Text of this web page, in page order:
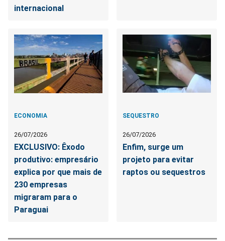
internacional
ECONOMIA
26/07/2026
EXCLUSIVO: Êxodo
produtivo: empresário
explica por que mais de
230 empresas
migraram para o
Paraguai
SEQUESTRO
26/07/2026
Enfim, surge um
projeto para evitar
raptos ou sequestros